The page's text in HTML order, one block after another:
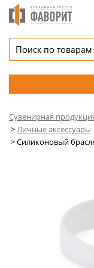
Сувенирная
>Личные аксессуары
>Силиконовый